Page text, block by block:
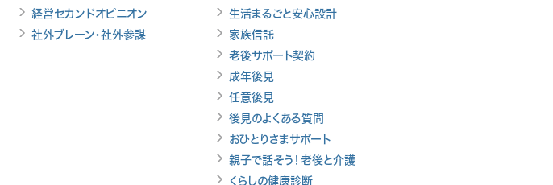
経営セカンドオピニオン
社外ブレーン・社外参謀
生活まるごと安心設計
家族信託
老後サポート契約
成年後見
任意後見
後見のよくある質問
おひとりさまサポート
親子で話そう！老後と介護
くらしの健康診断